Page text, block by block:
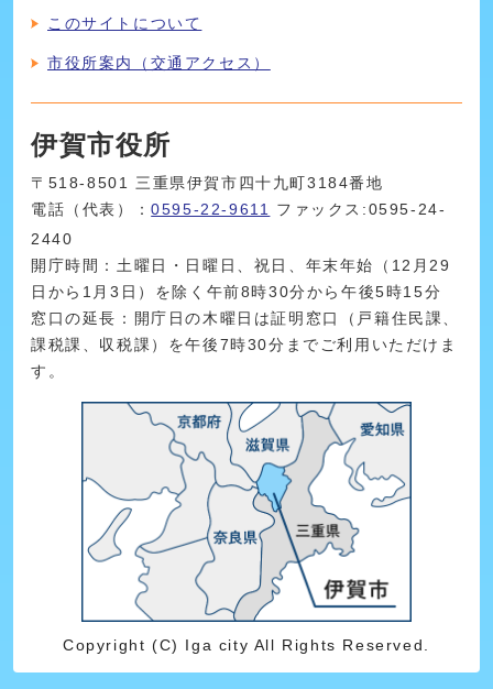
このサイトについて
市役所案内（交通アクセス）
伊賀市役所
〒518-8501 三重県伊賀市四十九町3184番地
電話（代表）：0595-22-9611
ファックス:0595-24-
2440
開庁時間：土曜日・日曜日、祝日、年末年始（12月29
日から1月3日）を除く午前8時30分から午後5時15分
窓口の延長：開庁日の木曜日は証明窓口（戸籍住民課、
課税課、収税課）を午後7時30分までご利用いただけま
す。
Copyright (C) Iga city All Rights Reserved.